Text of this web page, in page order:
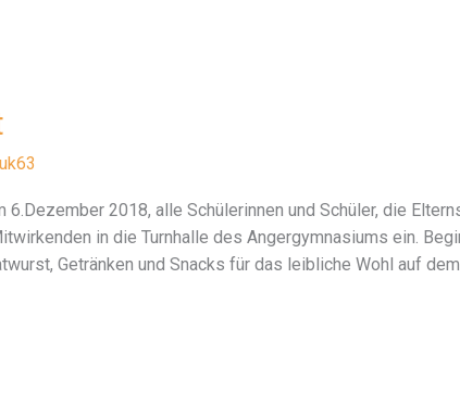
uk63
6.Dezember 2018, alle Schülerinnen und Schüler, die
in die Turnhalle des Angergymnasiums ein.
Getränken und Snacks für das leibliche Wohl auf